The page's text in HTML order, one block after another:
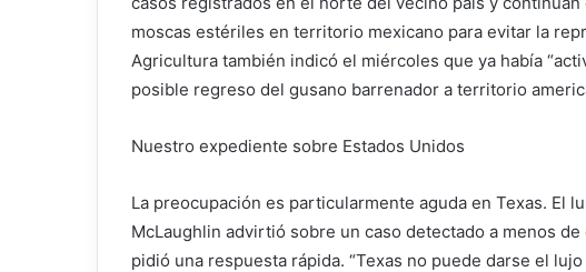
moscas estériles en territorio mexicano para evitar la
Agricultura también indicó el miércoles que ya había
posible regreso del gusano barrenador a territorio
Nuestro expediente sobre Estados Unidos
La preocupación es particularmente aguda en Texas. El
McLaughlin advirtió sobre un caso detectado a menos
pidió una respuesta rápida. “Texas no puede darse el